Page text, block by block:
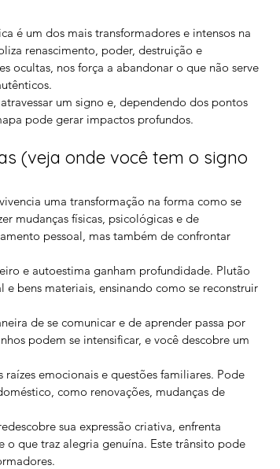
é um dos mais transformadores e intensos na
renascimento, poder, destruição e
ocultas, nos força a abandonar o que não serve
um signo e, dependendo dos pontos
pode gerar impactos profundos.
(veja onde você tem o signo
uma transformação na forma como se
mudanças físicas, psicológicas e de
pessoal, mas também de confrontar
e autoestima ganham profundidade. Plutão
bens materiais, ensinando como se reconstruir
de se comunicar e de aprender passa por
podem se intensificar, e você descobre um
emocionais e questões familiares. Pode
como renovações, mudanças de
sua expressão criativa, enfrenta
o que traz alegria genuína. Este trânsito pode